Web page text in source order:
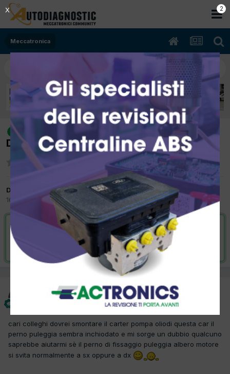
Meccatronica
risolto
[fabia 05/2004 1400cc amf 55Kw
Diesel] smontaggio perno puleggia
Da Brunosola
16 Gennaio 2013in Meccatronica
VAI ALLA SOLUZIONE
Risolta da Brunosola,16 Gennaio 2013
Brunosola
16 Gennaio 2013
cari colleghi dovrei smontare il carter pompa oliodi questa car il
perno puleggia sembra inchiodato e mi sorge un dubbio qualcuno
saprebbe aiutarmi sè il perno di fissaggio puleggia albero motore
si svita normalmente a sx oppure a dx
2
X